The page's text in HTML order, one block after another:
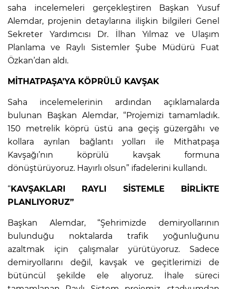
saha incelemeleri gerçekleştiren Başkan Yusuf
Alemdar, projenin detaylarına ilişkin bilgileri Genel
Sekreter Yardımcısı Dr. İlhan Yılmaz ve Ulaşım
Planlama ve Raylı Sistemler Şube Müdürü Fuat
Özkan’dan aldı.
MİTHATPAŞA’YA KÖPRÜLÜ KAVŞAK
Saha incelemelerinin ardından açıklamalarda
bulunan Başkan Alemdar, “Projemizi tamamladık.
150 metrelik köprü üstü ana geçiş güzergâhı ve
kollara ayrılan bağlantı yolları ile Mithatpaşa
Kavşağı’nın köprülü kavşak formuna
dönüştürüyoruz. Hayırlı olsun” ifadelerini kullandı.
“KAVŞAKLARI RAYLI SİSTEMLE BİRLİKTE
PLANLIYORUZ”
Başkan Alemdar, “Şehrimizde demiryollarının
bulunduğu noktalarda trafik yoğunluğunu
azaltmak için çalışmalar yürütüyoruz. Sadece
demiryollarını değil, kavşak ve geçitlerimizi de
bütüncül şekilde ele alıyoruz. İhale süreci